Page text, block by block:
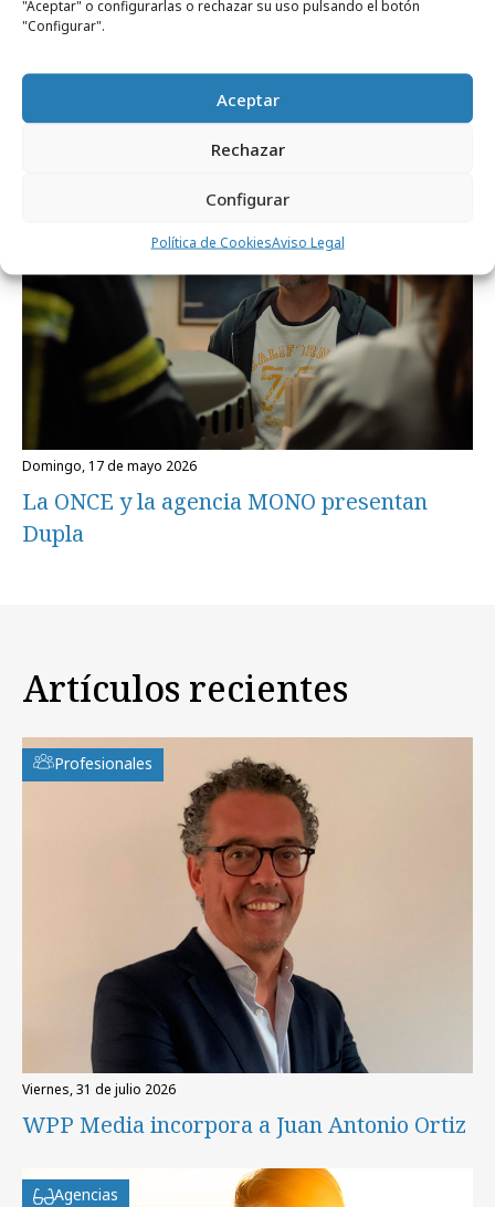
"Aceptar" o configurarlas o rechazar su uso pulsando el botón
"Configurar".
Aceptar
Rechazar
Configurar
Política de CookiesAviso Legal
Agencias creativas: suben salarios y
mejora la satisfacción de empleados
domingo, 17 de mayo 2026
La ONCE y la agencia MONO presentan
Dupla
Artículos recientes
Profesionales
viernes, 31 de julio 2026
WPP Media incorpora a Juan Antonio Ortiz
Agencias